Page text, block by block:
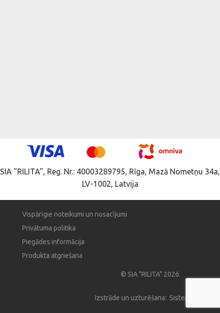
SIA "RILITA", Reg. Nr.: 40003289795, Rīga, Mazā Nometņu 34a,
LV-1002, Latvija
Vispārīgie noteikumi un nosacījumi
Privātuma politika
Piegādes informācija
Produkta atgriešana
© SIA "RILITA" 2026
Izstrāde un uzturēšana: Sistema Pro